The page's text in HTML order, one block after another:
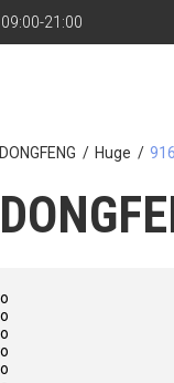
09:00-21:00
DONGFENG Huge